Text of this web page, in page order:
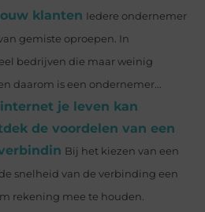
klanten Iedere ondernemer
gemiste oproepen. In
bedrijven die maar weinig
daarom is een ondernemer...
je leven kan
de voordelen van een
Bij het kiezen van een
snelheid van de verbinding een
rekening mee te houden.